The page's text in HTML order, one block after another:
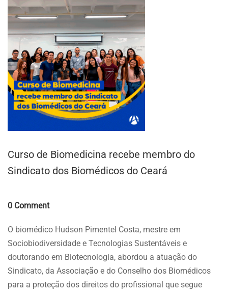
Curso de Biomedicina recebe membro do
Sindicato dos Biomédicos do Ceará
0 Comment
O biomédico Hudson Pimentel Costa, mestre em
Sociobiodiversidade e Tecnologias Sustentáveis e
doutorando em Biotecnologia, abordou a atuação do
Sindicato, da Associação e do Conselho dos Biomédicos
para a proteção dos direitos do profissional que segue